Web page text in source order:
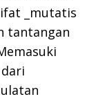
_mutatis
tantangan